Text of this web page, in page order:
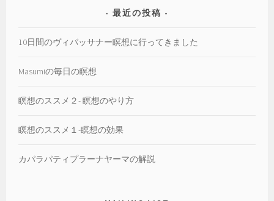
最近の投稿
10日間のヴィパッサナー瞑想に行ってきました
Masumiの毎日の瞑想
瞑想のススメ２- 瞑想のやり方
瞑想のススメ１-瞑想の効果
カパラパティプラーナヤーマの解説